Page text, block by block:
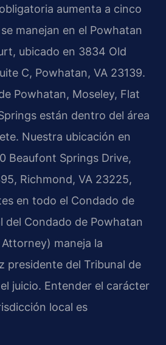
aumenta a cinco
manejan en el Powhatan
ubicado en 3834 Old
C, Powhatan, VA 23139.
Powhatan, Moseley, Flat
están dentro del área
Nuestra ubicación en
Beaufont Springs Drive,
Richmond, VA 23225,
en todo el Condado de
del Condado de Powhatan
maneja la
presidente del Tribunal de
juicio. Entender el carácter
local es